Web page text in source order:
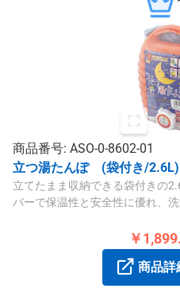
商品番号: ASO-0-8602-01
立つ湯たんぽ (袋付き/2.6L)
立てたまま収納できる袋付きの
バーで保温性と安全性に優れ、
￥
商品詳